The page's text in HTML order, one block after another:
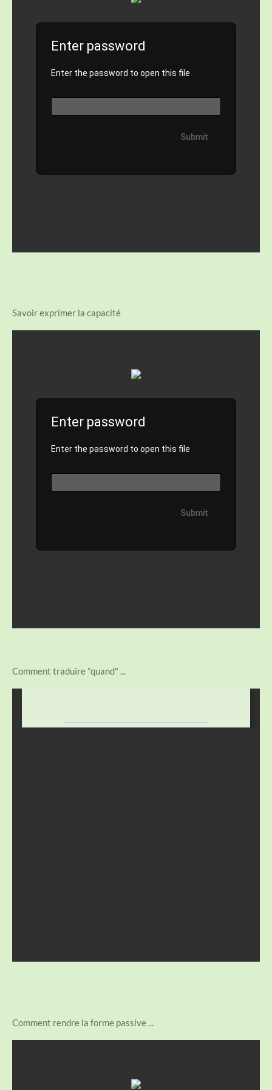
Savoir exprimer la capacité
Comment traduire "quand" ...
Comment rendre la forme passive ...